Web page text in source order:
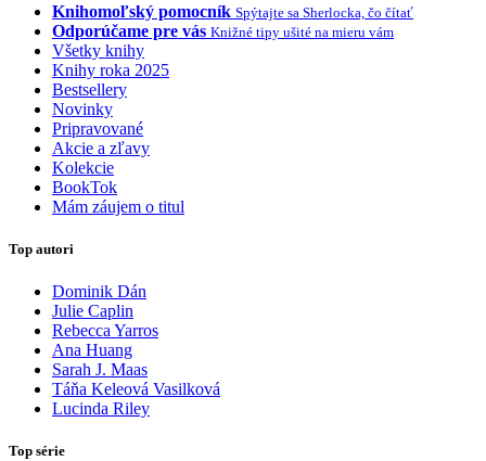
Knihomoľský pomocník Spýtajte sa Sherlocka, čo čítať
Odporúčame pre vás Knižné tipy ušité na mieru vám
Všetky knihy
Knihy roka 2025
Bestsellery
Novinky
Pripravované
Akcie a zľavy
Kolekcie
BookTok
Mám záujem o titul
Top autori
Dominik Dán
Julie Caplin
Rebecca Yarros
Ana Huang
Sarah J. Maas
Táňa Keleová Vasilková
Lucinda Riley
Top série